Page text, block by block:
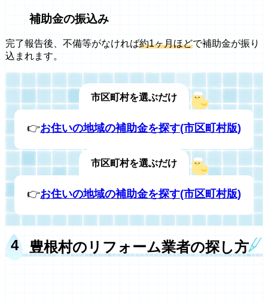
補助金の振込み
完了報告後、不備等がなければ約1ヶ月ほどで補助金が振り
込まれます。
市区町村を選ぶだけ
👉お住いの地域の補助金を探す(市区町村版)
市区町村を選ぶだけ
👉お住いの地域の補助金を探す(市区町村版)
豊根村のリフォーム業者の探し方